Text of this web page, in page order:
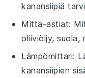
kanansiipiä
Mitta-astiat:
oliiviöljy, suola,
Lämpömittari:
kanansiipien